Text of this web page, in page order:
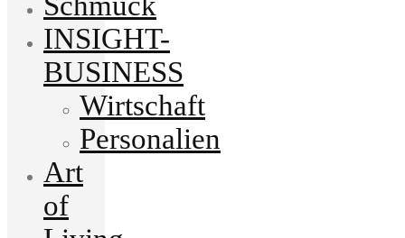
INSIGHT-
BUSINESS
Wirtschaft
Personalien
Art
of